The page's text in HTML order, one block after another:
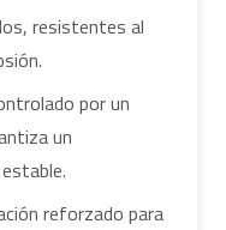
resistentes al
por un
un
reforzado para